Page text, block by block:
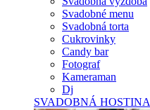
Svadobné menu
Svadobná torta
Cukrovinky
Candy bar
Fotograf
Kameraman
Dj
SVADOBNÁ HOSTINA